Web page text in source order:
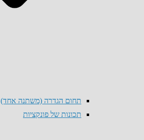
תחום הגדרה (משתנה אחד)
תכונות של פונקציות